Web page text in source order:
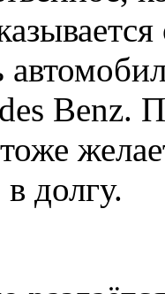
Benz.
долгу.